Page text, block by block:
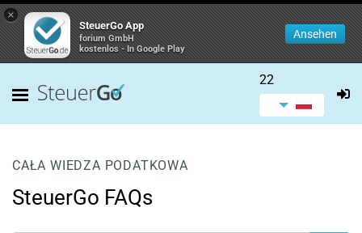
×
SteuerGo App
forium GmbH
kostenlos - In Google Play
Ansehen
22
CAŁA WIEDZA PODATKOWA
SteuerGo FAQs